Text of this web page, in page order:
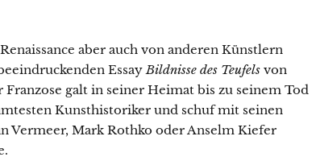
aber auch von anderen Künstlern
EssayBildnisse des Teufels von
Franzose galt in seiner Heimat bis zu seinem Tod
Kunsthistoriker und schuf mit seinen
Vermeer, Mark Rothko oder Anselm Kiefer